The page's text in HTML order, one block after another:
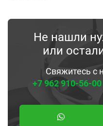
Не нашли
или
Свяжитесь с
+7 962 910-56-00